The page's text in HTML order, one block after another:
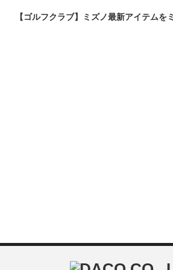
【ゴルフクラブ】ミズノ最新アイテムを